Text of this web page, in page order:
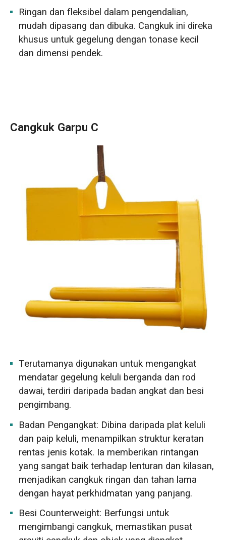
Ringan dan fleksibel dalam pengendalian,
mudah dipasang dan dibuka. Cangkuk ini direka
khusus untuk gegelung dengan tonase kecil
dan dimensi pendek.
Cangkuk Garpu C
Terutamanya digunakan untuk mengangkat
mendatar gegelung keluli berganda dan rod
dawai, terdiri daripada badan angkat dan besi
pengimbang.
Badan Pengangkat: Dibina daripada plat keluli
dan paip keluli, menampilkan struktur keratan
rentas jenis kotak. Ia memberikan rintangan
yang sangat baik terhadap lenturan dan kilasan,
menjadikan cangkuk ringan dan tahan lama
dengan hayat perkhidmatan yang panjang.
Besi Counterweight: Berfungsi untuk
mengimbangi cangkuk, memastikan pusat